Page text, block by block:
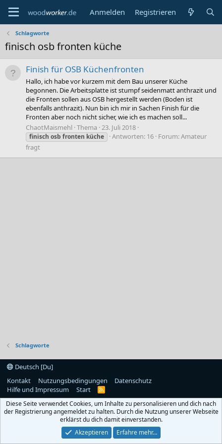
Anmelden Registrieren
Schlagworte
finisch osb fronten küche
Finish für OSB Küchenfronten
Hallo, ich habe vor kurzem mit dem Bau unserer Küche
begonnen. Die Arbeitsplatte ist stumpf seidenmatt anthrazit und
die Fronten sollen aus OSB hergestellt werden (Boden ist
ebenfalls anthrazit). Nun bin ich mir in Sachen Finish für die
Fronten aber noch nicht sicher, wie ich es machen soll...
ChaotMaismehl Thema 23. Juli 2018
finisch osb fronten küche Antworten: 16 Forum:Amateur
fragt
Schlagworte
Deutsch [Du]
Kontakt
Nutzungsbedingungen
Datenschutz
Hilfe und Impressum
Start
R
S
Diese Seite verwendet Cookies, um Inhalte zu personalisieren und dich nach
der Registrierung angemeldet zu halten. Durch die Nutzung unserer Webseite
erklärst du dich damit einverstanden.
Akzeptieren
Erfahre mehr…